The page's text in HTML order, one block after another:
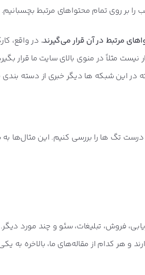
بر روی تمام محتواهای مرتبط بچسبانیم.
مرتبط در آن قرار می‌گیرند. در واقع،
مثلاً در منوی بالای سایت ما قرار
در این شبکه ها دیگر خبری از دسته
بگذارید 2 مثال مختلف از کارکرد درست تگ ها را بررسی کنیم. این
فروش، تبلیغات، سئو و چند مورد دیگر.
هر کدام از مقاله‌های ما، بالاخره به یکی